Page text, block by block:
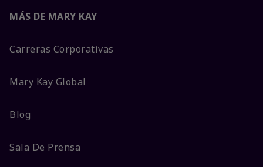
MÁS DE MARY KAY
Carreras Corporativas
Mary Kay Global
Blog
Sala De Prensa